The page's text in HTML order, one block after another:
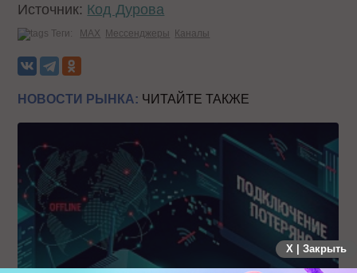
Источник: Код Дурова
Теги: MAX Мессенджеры Каналы
НОВОСТИ РЫНКА: ЧИТАЙТЕ ТАКЖЕ
X | Закрыть